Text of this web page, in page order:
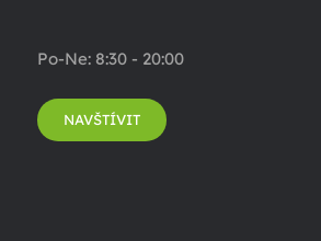
Po-Ne: 8:30 - 20:00
NAVŠTÍVIT